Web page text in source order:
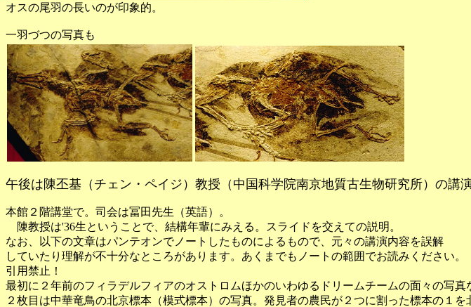
オスの尾羽の長いのが印象的。
一羽づつの写真も
午後は陳丕基（チェン・ペイジ）教授（中国科学院南京地質古生物研究所）の講
本館２階講堂で。司会は冨田先生（英語）。
陳教授は'36生ということで、結構年輩にみえる。スライドを交えての説明。
なお、以下の文章はパンテオンでノートしたものによるもので、元々の講演内容を誤解
していたり理解が不十分なところがあります。あくまでもノートの範囲でお読みください。
引用禁止！
最初に２年前のフィラデルフィアのオストロムほかのいわゆるドリームチームの面々の写真
２枚目は中華竜鳥の北京標本（模式標本）の写真。発見者の農民が２つに割った標本の１